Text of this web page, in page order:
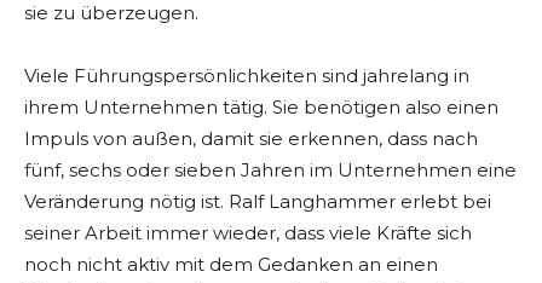
sie zu überzeugen.
Viele Führungspersönlichkeiten sind jahrelang in
ihrem Unternehmen tätig. Sie benötigen also einen
Impuls von außen, damit sie erkennen, dass nach
fünf, sechs oder sieben Jahren im Unternehmen eine
Veränderung nötig ist. Ralf Langhammer erlebt bei
seiner Arbeit immer wieder, dass viele Kräfte sich
noch nicht aktiv mit dem Gedanken an einen